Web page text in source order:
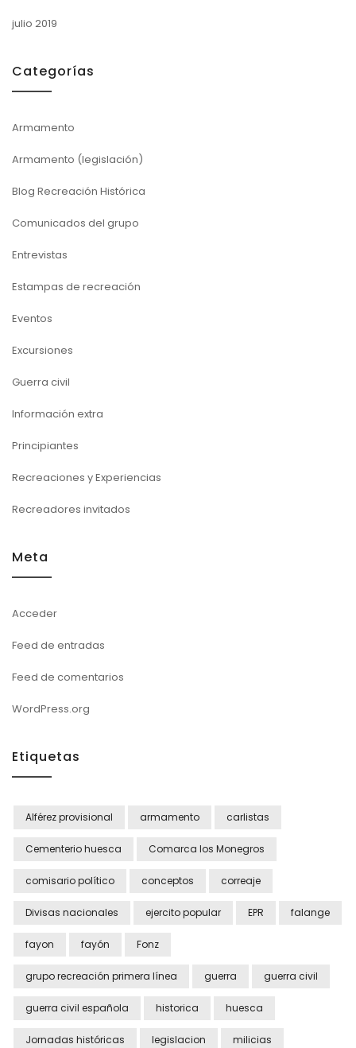
julio 2019
Categorías
Armamento
Armamento (legislación)
Blog Recreación Histórica
Comunicados del grupo
Entrevistas
Estampas de recreación
Eventos
Excursiones
Guerra civil
Información extra
Principiantes
Recreaciones y Experiencias
Recreadores invitados
Meta
Acceder
Feed de entradas
Feed de comentarios
WordPress.org
Etiquetas
Alférez provisional armamento carlistas
Cementerio huesca Comarca los Monegros
comisario político conceptos correaje
Divisas nacionales ejercito popular EPR falange
fayon fayón Fonz
grupo recreación primera línea guerra guerra civil
guerra civil española historica huesca
Jornadas históricas legislacion milicias